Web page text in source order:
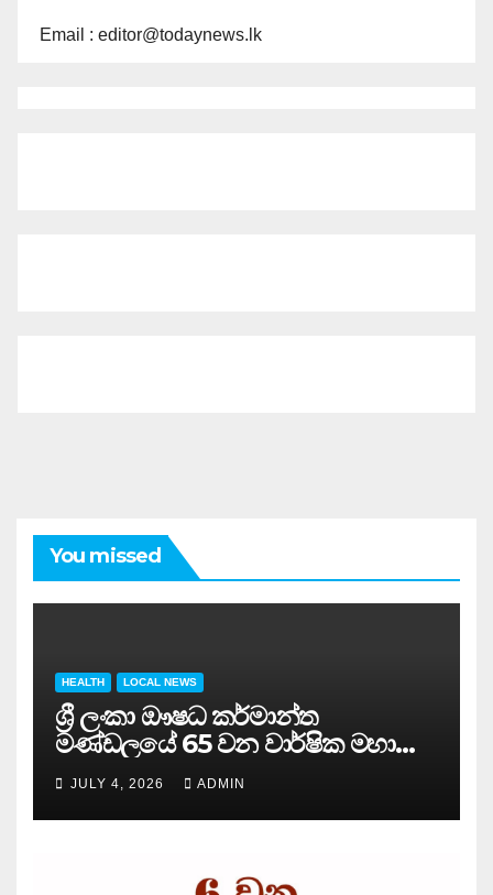
Email : editor@todaynews.lk
You missed
HEALTH LOCAL NEWS
ශ්‍රී ලංකා ඖෂධ කර්මාන්ත
මණ්ඩලයේ 65 වන වාර්ෂික මහා
සමුළුව සෞඛ්‍ය නියෝජ්‍ය
අමාත්‍යවරයාගේ ප්‍රධානත්වයෙන්……
JULY 4, 2026 ADMIN